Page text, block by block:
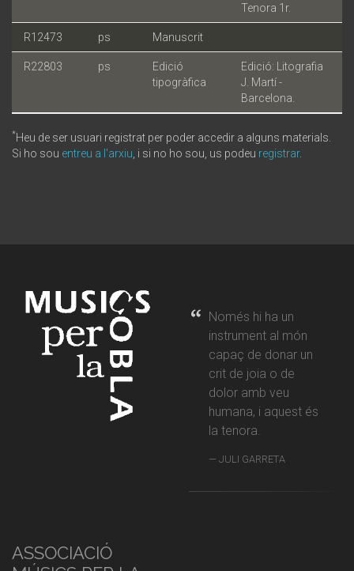
Tenora 1r.
R12473 ps Manuscrit
R22803 ps
Edició
tipogràfica
Edició: Litografia
J. Martí -
Barcelona.
*Heu de ser usuari registrat per poder accedir a alguns materials.
Si ho sou entreu a l'arxiu , i si no ho sou, us podeu registrar.
Només hi ha un
instrument al món
capaç de donar un
crit de joia o de
dolor amb veu
humana, i aquest és
la tenora.
JULI GARRETA
ASSOCIACIÓ